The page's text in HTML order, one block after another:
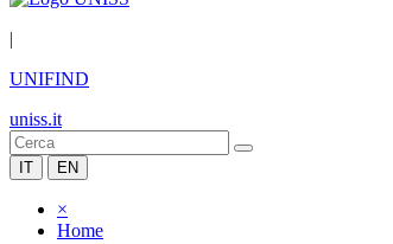
|
UNIFIND
uniss.it
IT EN
×
Home